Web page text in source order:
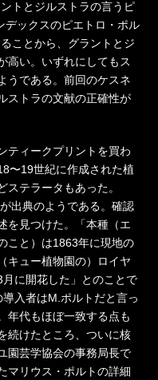
トとジルストラの言うピ
デックスのピエトロ・ポル
ことから、グラントとジ
高い。いずれにしてもス
うである。前回のケスネ
ストラの文献の正確性が
ティークプリントを買わ
〜19世紀に作成された植
テラータもあった。
出典のようである。確認
を見つけた。「本種（エ
こと）は1863年に現地の
キュー植物園の）ロイヤ
に開花した」とのことで
入者はM.ポルトだと言っ
年代もほぼ一致する点も
続けたところ、ついに核
園芸学協会の事務局長で
マリウス・ポルトの詳細